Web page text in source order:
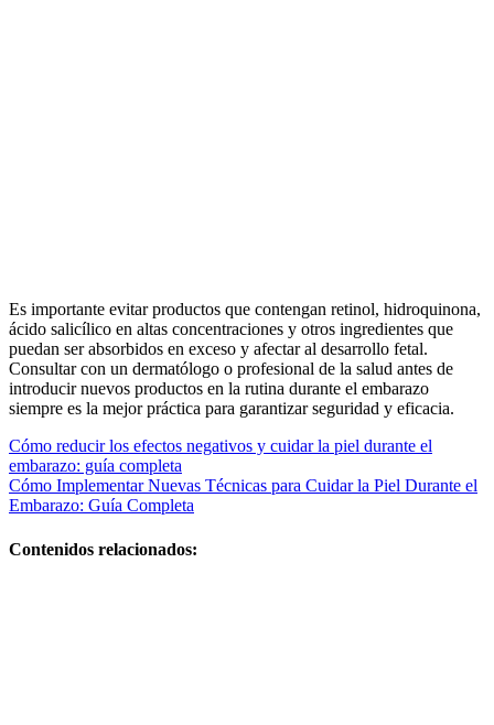
Es importante evitar productos que contengan retinol, hidroquinona,
ácido salicílico en altas concentraciones y otros ingredientes que
puedan ser absorbidos en exceso y afectar al desarrollo fetal.
Consultar con un dermatólogo o profesional de la salud antes de
introducir nuevos productos en la rutina durante el embarazo
siempre es la mejor práctica para garantizar seguridad y eficacia.
Navegación
de
entradas
Cómo reducir los efectos negativos y cuidar la piel durante el
embarazo: guía completa
Cómo Implementar Nuevas Técnicas para Cuidar la Piel Durante el
Embarazo: Guía Completa
Contenidos relacionados: